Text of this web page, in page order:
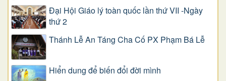
Đại Hội Giáo lý toàn quốc lần thứ VII -Ngày
thứ 2
Thánh Lễ An Táng Cha Cố PX Phạm Bá Lễ
Hiển dung để biến đổi đời mình